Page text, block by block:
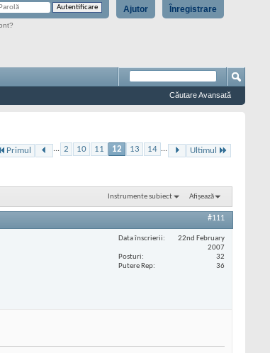
Înregistrare
Ajutor
Căutare Avansată
Primul ... 2 10 11 12 13 14 ... Ultimul
Instrumente subiect Afișează
#111
Data înscrierii
22nd February
2007
Posturi
32
Putere Rep
36